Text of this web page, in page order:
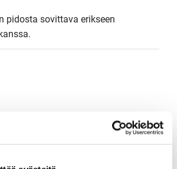
pidosta sovittava erikseen
kustannukset